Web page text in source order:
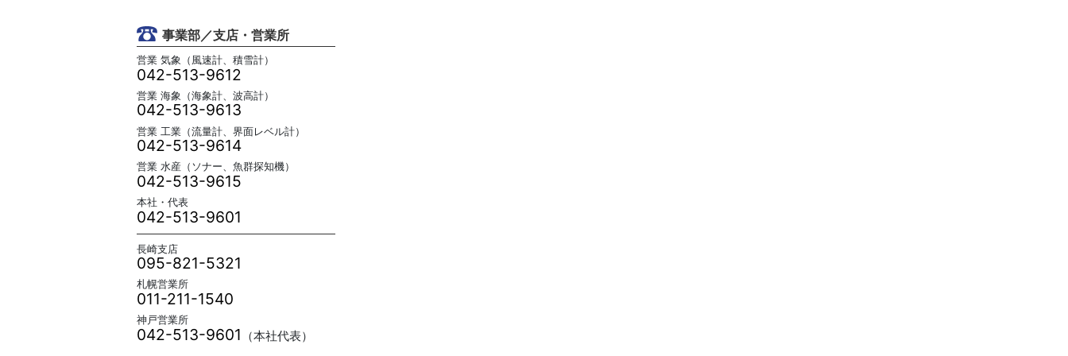
事業部／支店・営業所
営業 気象（風速計、積雪計）
042-513-9612
営業 海象（海象計、波高計）
042-513-9613
営業 工業（流量計、界面レベル計）
042-513-9614
営業 水産（ソナー、魚群探知機）
042-513-9615
本社・代表
042-513-9601
長崎支店
095-821-5321
札幌営業所
011-211-1540
神戸営業所
042-513-9601 （本社代表）